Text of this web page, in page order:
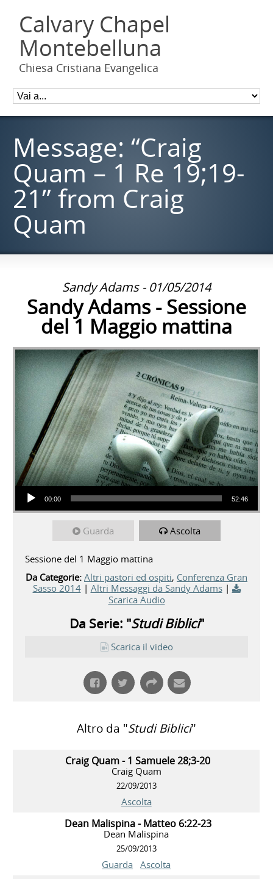
Calvary Chapel
Montebelluna
Chiesa Cristiana Evangelica
Message: “Craig
Quam – 1 Re 19;19-
21” from Craig
Quam
Sandy Adams - 01/05/2014
Sandy Adams - Sessione
del 1 Maggio mattina
Audio Player
00:00 52:46
Guarda Ascolta
Sessione del 1 Maggio mattina
Da Categorie: Altri pastori ed ospiti, Conferenza Gran
Sasso 2014| Altri Messaggi da Sandy Adams|
Scarica Audio
Da Serie: "Studi Biblici"
Scarica il video
Altro da "Studi Biblici"
Craig Quam - 1 Samuele 28;3-20
Craig Quam
22/09/2013
Ascolta
Dean Malispina - Matteo 6:22-23
Dean Malispina
25/09/2013
Guarda Ascolta